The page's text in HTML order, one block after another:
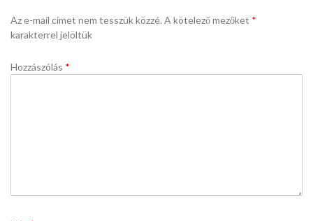
Az e-mail címet nem tesszük közzé.A kötelező mezőket *
karakterrel jelöltük
Hozzászólás *